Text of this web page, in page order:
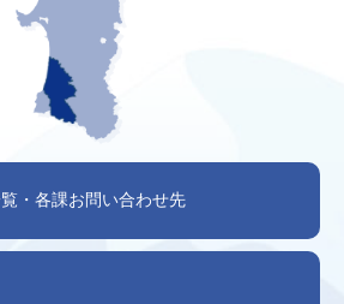
・各課お問い合わせ先